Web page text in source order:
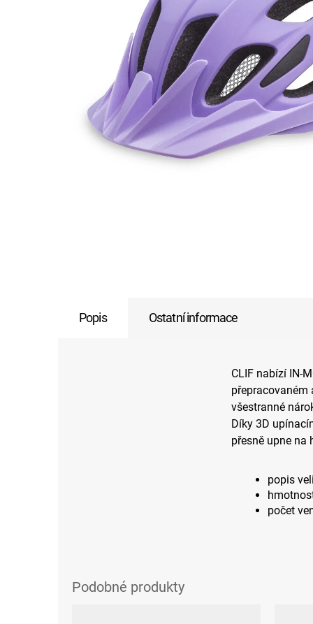
Popis Ostatní informace
CLIF nabízí IN-
všestranné
Díky 3D
přesně upne na
popis
počet